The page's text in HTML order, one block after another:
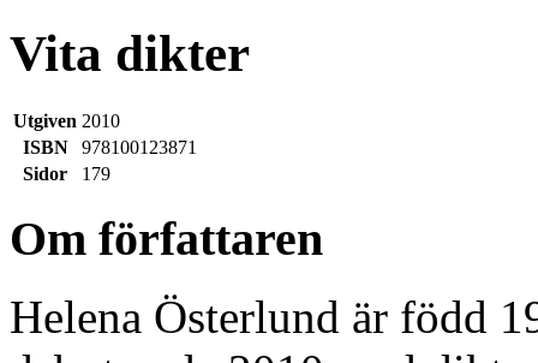
Vita dikter
Utgiven 2010
ISBN
978100123871
Sidor
179
Om författaren
Helena Österlund är född